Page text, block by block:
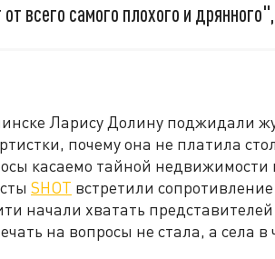
всего самого плохого и дрянного",
Ларису Долину поджидали
почему она не платила
касаемо тайной недвижимости
SHOT встретили
начали хватать представителей
на вопросы не стала, а села в